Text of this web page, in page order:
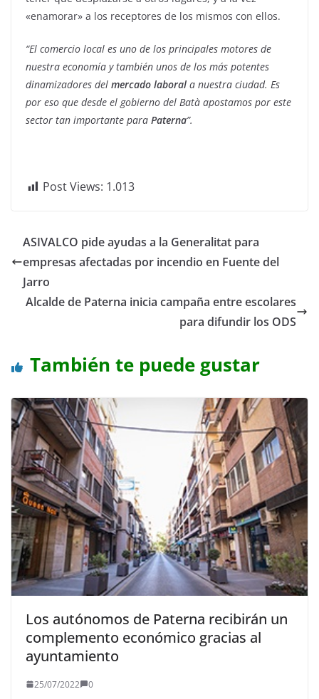
«enamorar» a los receptores de los mismos con ellos.
“El comercio local es uno de los principales motores de
nuestra economía y también unos de los más potentes
dinamizadores del mercado laboral a nuestra ciudad. Es
por eso que desde el gobierno del Batà apostamos por este
sector tan importante para Paterna”.
Post Views: 1.013
ASIVALCO pide ayudas a la Generalitat para
empresas afectadas por incendio en Fuente del
Jarro
Alcalde de Paterna inicia campaña entre escolares
para difundir los ODS
También te puede gustar
Los autónomos de Paterna recibirán un
complemento económico gracias al
ayuntamiento
25/07/2022 0